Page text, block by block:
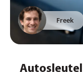
Freek